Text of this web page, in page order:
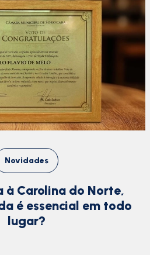
Novidades
à Carolina do Norte,
é essencial em todo
lugar?